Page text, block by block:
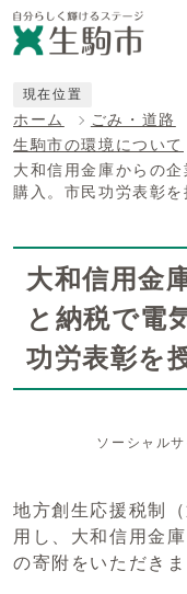
現在位置
ホーム ごみ・道路
生駒市の環境について
大和信用金庫からの
購入。市民功労表彰を
大和信用金
と納税で電
功労表彰を
ソーシャル
地方創生応援税制
用し、大和信用金
の寄附をいただきま